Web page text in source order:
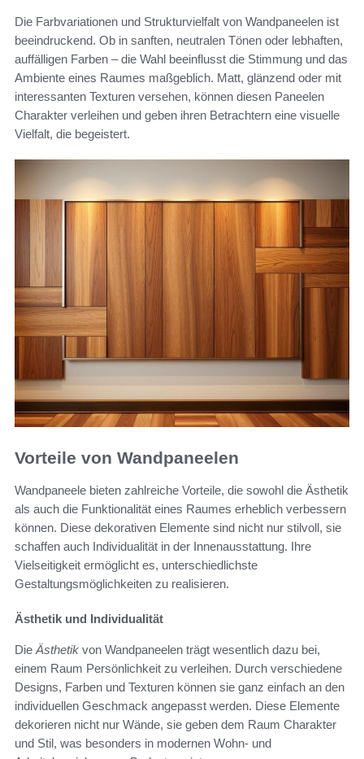
Die Farbvariationen und Strukturvielfalt von Wandpaneelen ist
beeindruckend. Ob in sanften, neutralen Tönen oder lebhaften,
auffälligen Farben – die Wahl beeinflusst die Stimmung und das
Ambiente eines Raumes maßgeblich. Matt, glänzend oder mit
interessanten Texturen versehen, können diesen Paneelen
Charakter verleihen und geben ihren Betrachtern eine visuelle
Vielfalt, die begeistert.
Vorteile von Wandpaneelen
Wandpaneele bieten zahlreiche Vorteile, die sowohl die Ästhetik
als auch die Funktionalität eines Raumes erheblich verbessern
können. Diese dekorativen Elemente sind nicht nur stilvoll, sie
schaffen auch Individualität in der Innenausstattung. Ihre
Vielseitigkeit ermöglicht es, unterschiedlichste
Gestaltungsmöglichkeiten zu realisieren.
Ästhetik und Individualität
DieÄsthetik von Wandpaneelen trägt wesentlich dazu bei,
einem Raum Persönlichkeit zu verleihen. Durch verschiedene
Designs, Farben und Texturen können sie ganz einfach an den
individuellen Geschmack angepasst werden. Diese Elemente
dekorieren nicht nur Wände, sie geben dem Raum Charakter
und Stil, was besonders in modernen Wohn- und